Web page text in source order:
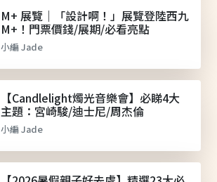
M+ 展覽｜「設計啊！」展覽登陸西九
M+！門票價錢/展期/必看亮點
小編 Jade
【Candlelight燭光音樂會】必睇4大
主題：宮崎駿/迪士尼/周杰倫
小編 Jade